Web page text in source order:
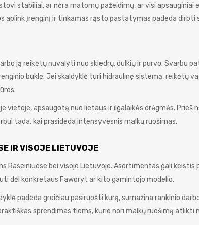
stabiliai, ar nėra matomų pažeidimų, ar visi apsauginiai
aplink įrenginį ir tinkamas rąsto pastatymas padeda dirbti
ją reikėtų nuvalyti nuo skiedrų, dulkių ir purvo. Svarbu
būklę. Jei skaldyklė turi hidraulinę sistemą, reikėtų
vietoje, apsaugotą nuo lietaus ir ilgalaikės drėgmės. Prieš
tada, kai prasideda intensyvesnis malkų ruošimas.
IR VISOJE LIETUVOJE
Raseiniuose bei visoje Lietuvoje. Asortimentas gali keistis
dėl konkretaus Faworyt ar kito gamintojo modelio.
padeda greičiau pasiruošti kurą, sumažina rankinio
sprendimas tiems, kurie nori malkų ruošimą atlikti